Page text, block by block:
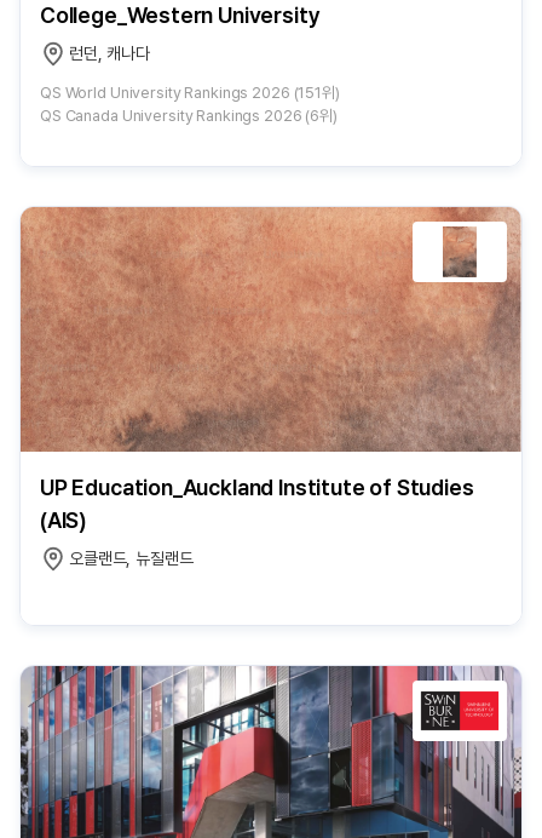
College_Western University
런던, 캐나다
QS World University Rankings 2026 (151위)
QS Canada University Rankings 2026 (6위)
UP Education_Auckland Institute of Studies
(AIS)
오클랜드, 뉴질랜드